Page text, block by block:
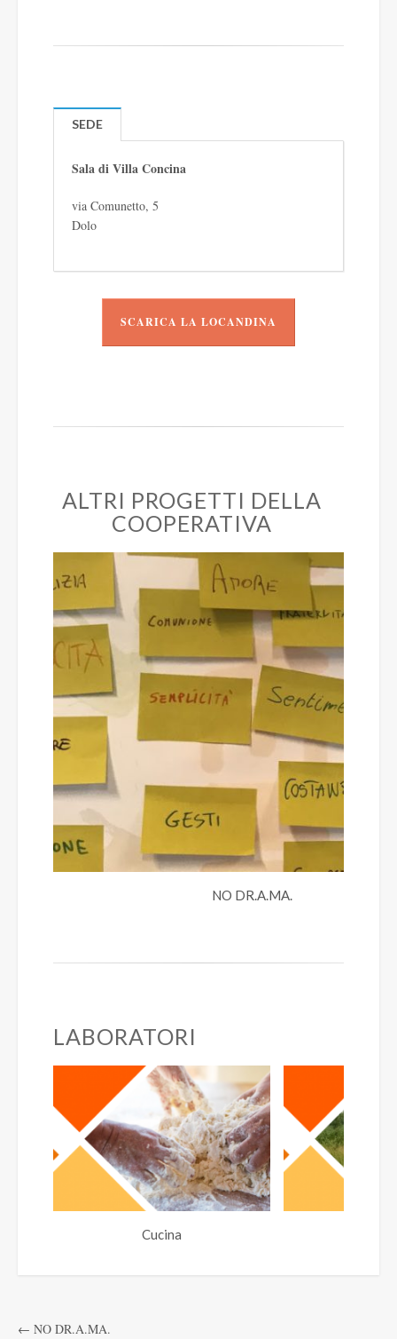
SEDE
Sala di Villa Concina
via Comunetto, 5
Dolo
SCARICA LA LOCANDINA
ALTRI PROGETTI DELLA
COOPERATIVA
NO DR.A.MA.
LABORATORI
Cucina
← NO DR.A.MA.